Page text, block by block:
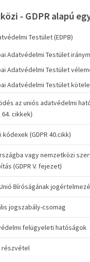
- GDPR alapú
Testület (EDPB)
Adatvédelmi Testület
Adatvédelmi Testület
Adatvédelmi Testület
az uniós adatvédelmi
64. cikkek)
(GDPR 40.cikk)
vagy nemzetközi
(GDPR V. fejezet)
Bíróságának
jogszabály-csomag
felügyeleti hatóságok
részvétel